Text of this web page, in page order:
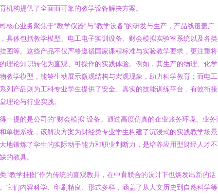
机构提供了全面而可靠的教学设备解决方案。
核心业务聚焦于“教学仪器”与“教学设备”的研发与生产，产品线覆盖广
具体包括教学模型、电工电子实训设备、财会模拟实验室系统以及各
图等。这些产品不仅严格遵循国家课程标准与实验教学要求，更注重
理论知识转化为直观、可操作的实践体验。例如，其生产的物理、化
教学模型，能够生动展示微观结构与宏观现象，助力科学教育；而电
列产品则为工科专业学生提供了安全、真实的技能训练平台，有效衔
理论与行业实践。
一提的是公司的“财会模拟”设备。通过高度仿真的企业账务环境、业务
单据系统，该解决方案为财经类专业学生构建了沉浸式的实践教学场
地锻炼了学生的实际动手能力和职业判断力，是培养应用型财经人才
的教具。
“教学挂图”作为传统的直观教具，在中育联合的设计下也焕发出新的活
它们内容科学、印刷精良、形式多样，涵盖了从人文历史到自然科学